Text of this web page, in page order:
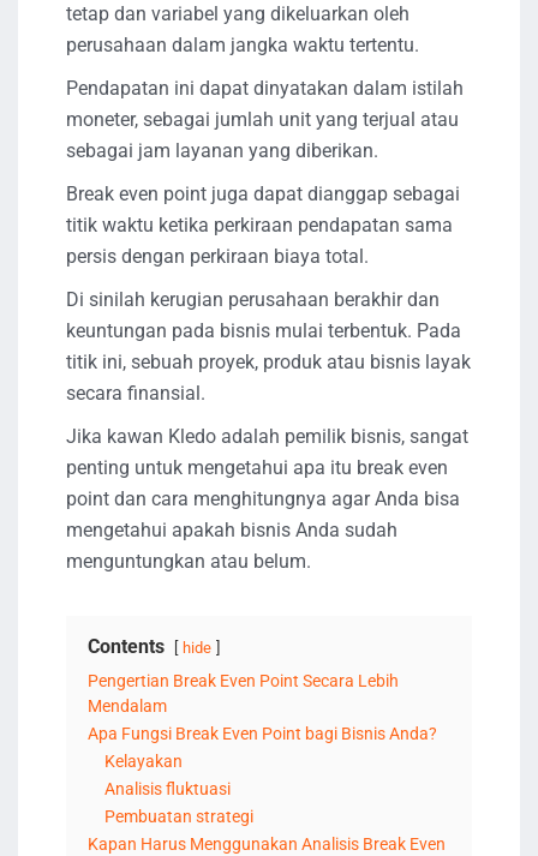
tetap dan variabel yang dikeluarkan oleh
perusahaan dalam jangka waktu tertentu.
Pendapatan ini dapat dinyatakan dalam istilah
moneter, sebagai jumlah unit yang terjual atau
sebagai jam layanan yang diberikan.
Break even point juga dapat dianggap sebagai
titik waktu ketika perkiraan pendapatan sama
persis dengan perkiraan biaya total.
Di sinilah kerugian perusahaan berakhir dan
keuntungan pada bisnis mulai terbentuk. Pada
titik ini, sebuah proyek, produk atau bisnis layak
secara finansial.
Jika kawan Kledo adalah pemilik bisnis, sangat
penting untuk mengetahui apa itu break even
point dan cara menghitungnya agar Anda bisa
mengetahui apakah bisnis Anda sudah
menguntungkan atau belum.
Contents hide
Pengertian Break Even Point Secara Lebih
Mendalam
Apa Fungsi Break Even Point bagi Bisnis Anda?
Kelayakan
Analisis fluktuasi
Pembuatan strategi
Kapan Harus Menggunakan Analisis Break Even